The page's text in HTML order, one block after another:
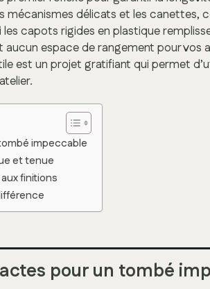
mécanismes délicats et les canettes,
capots rigides en plastique
espace de rangement pour vos
est un projet gratifiant qui permet
impeccable
et tenue
finitions
pour un tombé